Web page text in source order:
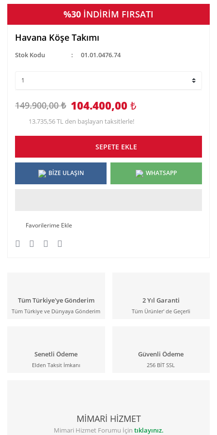
%30 İNDİRİM FIRSATI
Havana Köşe Takımı
Stok Kodu 01.01.0476.74
149.900,00 ₺ 104.400,00 ₺
13.735,56 TL den başlayan taksitlerle!
SEPETE EKLE
BİZE ULAŞIN WHATSAPP
Tüm Türkiye'ye Gönderim
Tüm Türkiye ve Dünyaya Gönderim
2 Yıl Garanti
Tüm Ürünler' de Geçerli
Senetli Ödeme
Elden Taksit İmkanı
Güvenli Ödeme
256 BİT SSL
MİMARİ HİZMET
Mimari Hizmet Forumu İçin tıklayınız.